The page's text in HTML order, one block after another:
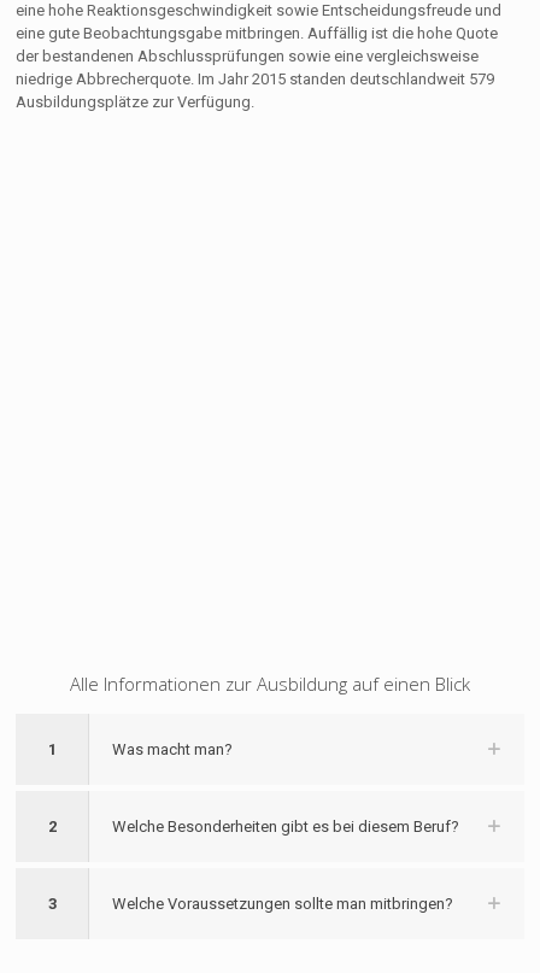
eine hohe Reaktionsgeschwindigkeit sowie Entscheidungsfreude und
eine gute Beobachtungsgabe mitbringen. Auffällig ist die hohe Quote
der bestandenen Abschlussprüfungen sowie eine vergleichsweise
niedrige Abbrecherquote. Im Jahr 2015 standen deutschlandweit 579
Ausbildungsplätze zur Verfügung.
Alle Informationen zur Ausbildung auf einen Blick
1 Was macht man?
2 Welche Besonderheiten gibt es bei diesem Beruf?
3 Welche Voraussetzungen sollte man mitbringen?